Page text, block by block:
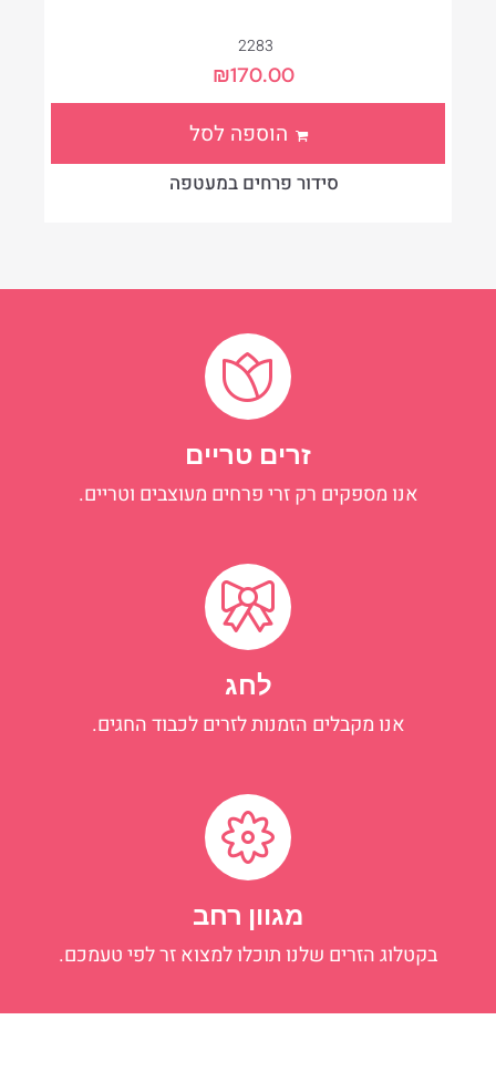
2283
סידור פרחים במעטפה
₪170.00
הוספה לסל
זרים טריים
אנו מספקים רק זרי פרחים מעוצבים וטריים.
לחג
אנו מקבלים הזמנות לזרים לכבוד החגים.
מגוון רחב
בקטלוג הזרים שלנו תוכלו למצוא זר לפי טעמכם.